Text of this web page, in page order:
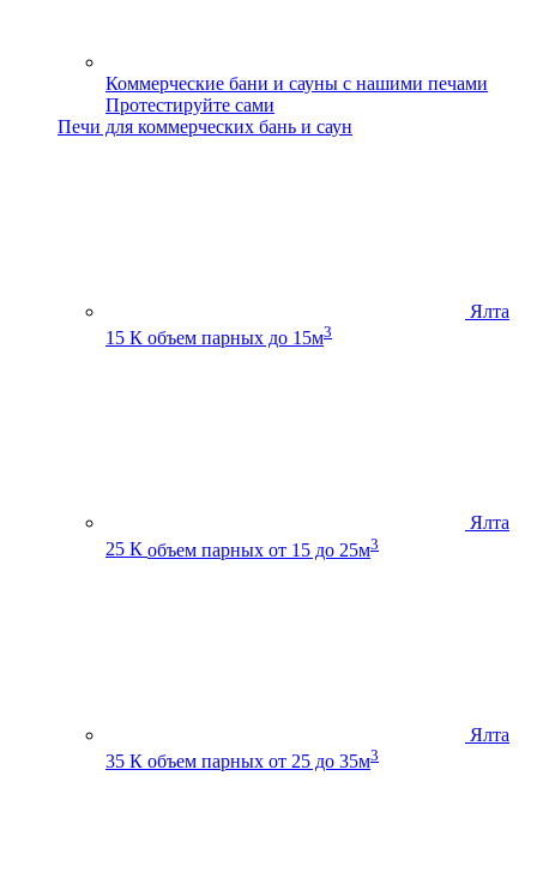
Коммерческие бани и сауны с нашими печами
Протестируйте сами
Печи для коммерческих бань и саун
Ялта
15 К объем парных до 15м3
Ялта
25 К объем парных от 15 до 25м3
Ялта
35 К объем парных от 25 до 35м3